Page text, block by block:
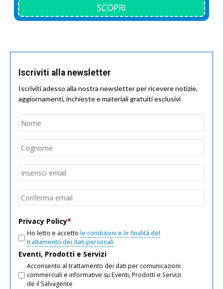
SCOPRI
Iscriviti alla newsletter
Iscriviti adesso alla nostra newsletter per ricevere notizie,
aggiornamenti, inchieste e materiali gratuiti esclusivi
Nome
Email
Privacy Policy*
Ho letto e accetto le condizioni e le finalità del
trattamento dei dati personali
Eventi, Prodotti e Servizi
Acconsento al trattamento dei dati per comunicazioni
commerciali e informative su Eventi, Prodotti e Servizi
de il Salvagente